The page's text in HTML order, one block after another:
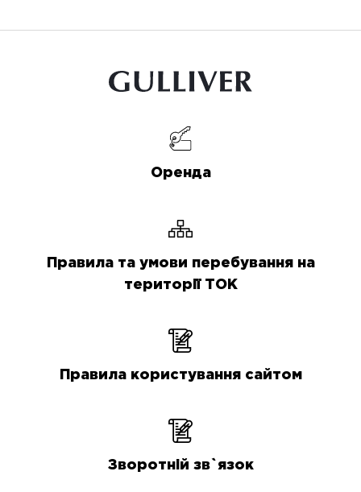
Оренда
Правила та умови перебування на
території ТОК
Правила користування сайтом
Зворотній зв`язок